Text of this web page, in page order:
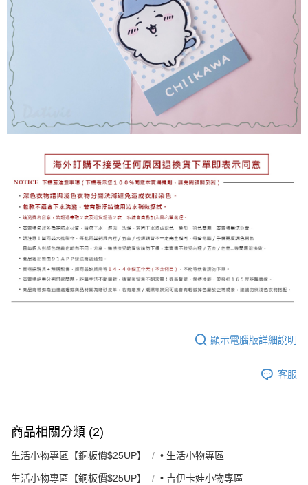
顯示電腦版詳細說明
客服
商品相關分類 (2)
生活小物專區【銅板價$25UP】 • 生活小物專區
生活小物專區【銅板價$25UP】 • 吉伊卡娃小物專區